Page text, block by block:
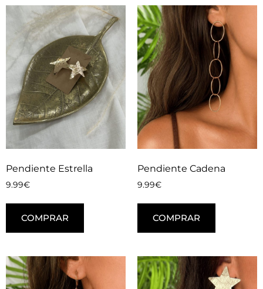
Pendiente Estrella
9.99€
COMPRAR
Pendiente Cadena
9.99€
COMPRAR